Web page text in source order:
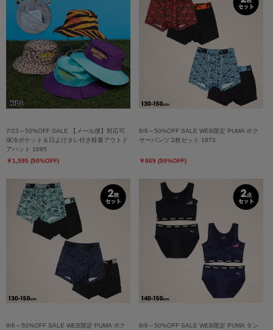
7/23～50%OFF SALE 【メール便】対応可
保冷ポケット＆日よけタレ付き軽量アウトド
アハット 1695
￥1,595 (50%OFF)
8/6～50%OFF SALE WEB限定 PUMA ボク
サーパンツ 2枚セット 1873
￥869 (50%OFF)
8/6～50%OFF SALE WEB限定 PUMA ボク
8/6～50%OFF SALE WEB限定 PUMA タン